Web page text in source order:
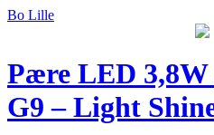
Bo Lille
Pære LED 3,8W
G9 – Light